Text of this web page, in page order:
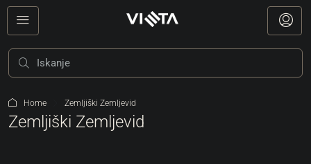
Home Zemljiški Zemljevid
Zemljiški Zemljevid